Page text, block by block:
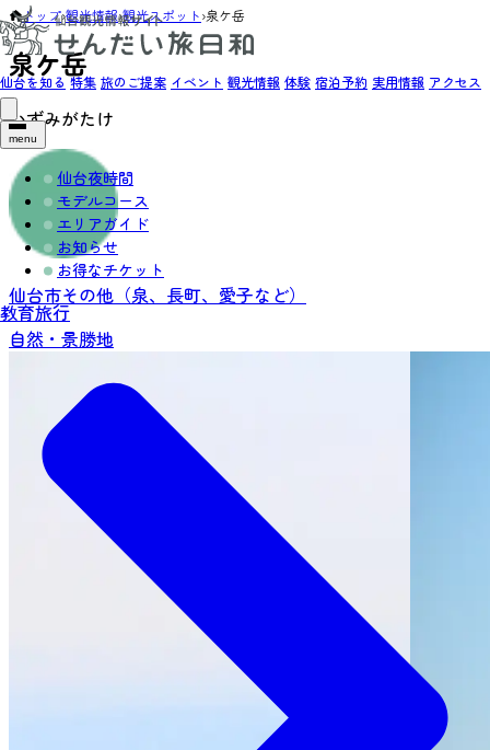
仙台を知る 特集 旅のご提案 イベント 観光情報 体験 宿泊予約 実用情報 アクセス
menu
仙台夜時間
モデルコース
エリアガイド
お知らせ
お得なチケット
教育旅行
トップ›観光情報›観光スポット›泉ケ岳
泉ケ岳
いずみがたけ
仙台市その他（泉、長町、愛子など）
自然・景勝地